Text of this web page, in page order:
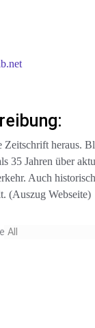
Zeitschrift heraus.
35 Jahren über
Auch
(Auszug Webseite)